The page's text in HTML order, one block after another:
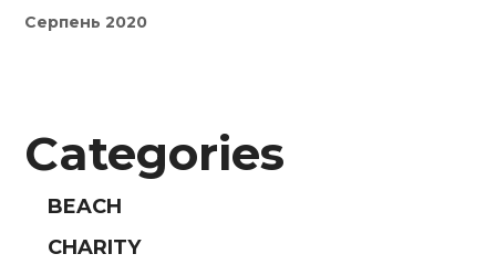
Серпень 2020
Categories
BEACH
CHARITY